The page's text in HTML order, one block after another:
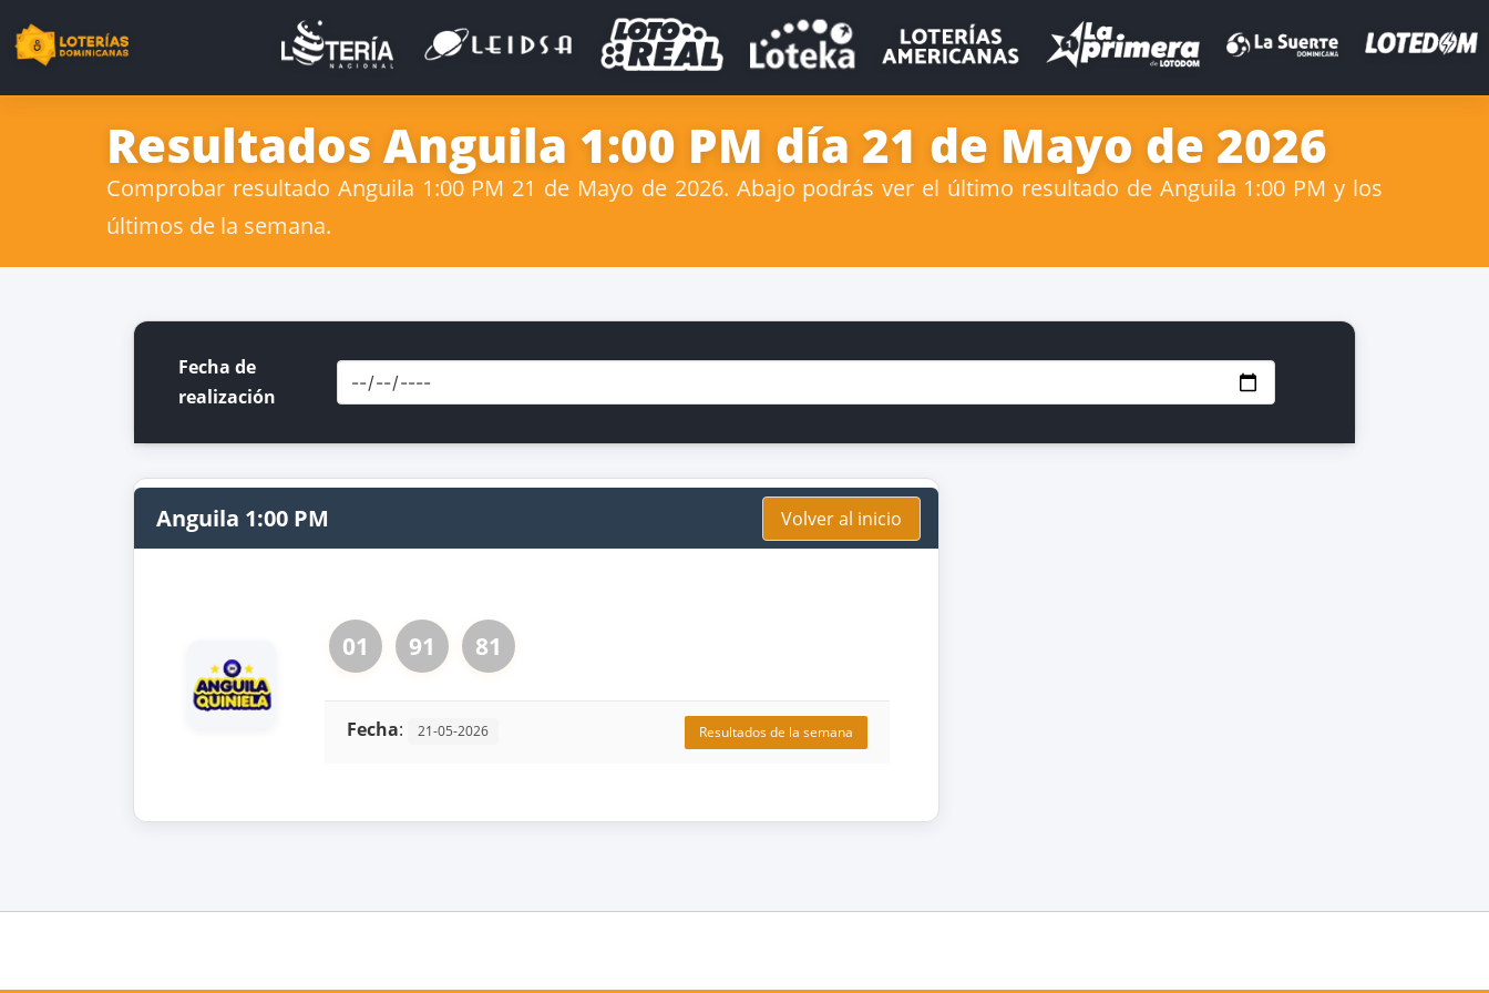
Resultados Anguila 1:00 PM día 21 de Mayo de 2026
Comprobar resultado Anguila 1:00 PM 21 de Mayo de 2026. Abajo podrás ver el último resultado de Anguila 1:00 PM y los
últimos de la semana.
Fecha de
realización
Anguila 1:00 PM Volver al inicio
01 91 81
Fecha: 21-05-2026 Resultados de la semana